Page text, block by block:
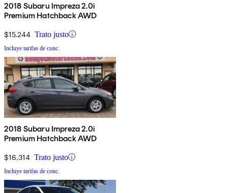
2018 Subaru Impreza 2.0i
Premium Hatchback AWD
$15,244 Trato justo
Incluye tarifas de conc.
2018 Subaru Impreza 2.0i
Premium Hatchback AWD
$16,314 Trato justo
Incluye tarifas de conc.